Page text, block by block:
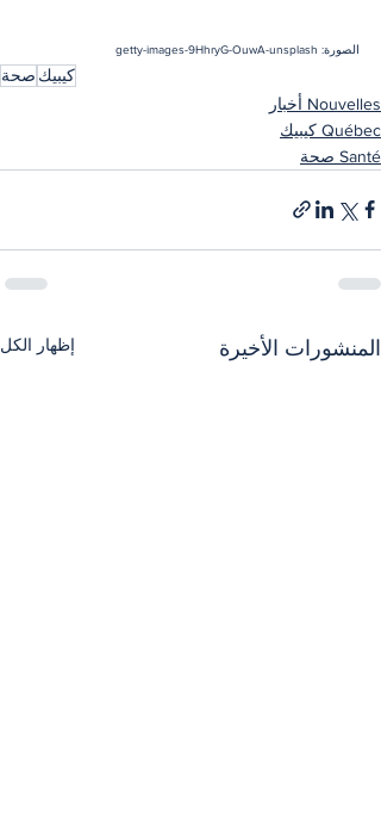
الصورة: getty-images-9HhryG-OuwA-unsplash
كيبيك صحة
Nouvelles أخبار
Québec كيبيك
Santé صحة
المنشورات الأخيرة إظهار الكل